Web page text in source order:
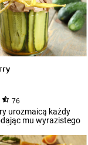
76
urozmaicą każdy
mu wyrazistego
zwyczaj